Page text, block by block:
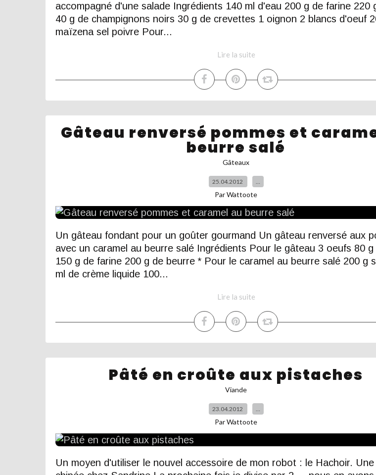
accompagné d'une salade Ingrédients 140 ml d'eau 200 g de farine 220
40 g de champignons noirs 30 g de crevettes 1 oignon 2 blancs d'oeuf
maïzena sel poivre Pour...
Lire la suite
Gâteau renversé pommes et
beurre salé
Gâteaux
25.04.2012 …
Par Wattoote
Un gâteau fondant pour un goûter gourmand Un gâteau renversé aux
avec un caramel au beurre salé Ingrédients Pour le gâteau 3 oeufs 80 g
150 g de farine 200 g de beurre * Pour le caramel au beurre salé 200 g
ml de crème liquide 100...
Lire la suite
Pâté en croûte aux pistaches
Viande
23.04.2012 …
Par Wattoote
Un moyen d'utiliser le nouvel accessoire de mon robot : le Hachoir.